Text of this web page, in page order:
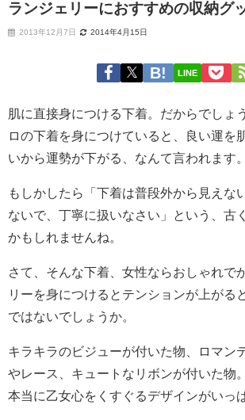
ランジェリーにおすすめの収納グ
2013年12月7日 2014年4月15日
LINE
肌に直接身につける下着。だからでしょ
ロの下着を身につけていると、良い運を
いから運勢が下がる、なんて言われます。
もしかしたら「下着は普段外から見えな
ないで、丁寧に扱いなさい」という、古
かもしれませんね。
さて、そんな下着、女性ならおしゃれで
リーを身につけるとテンションが上がる
ではないでしょうか。
キラキラのビジューが付いた物、ロマン
やレース、キュートなリボンが付いた物
本当に乙女心をくすぐるデザインがいっ